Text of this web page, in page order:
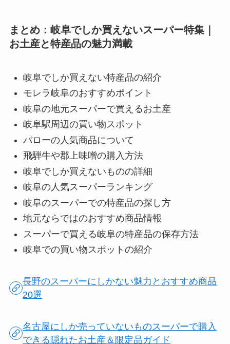
まとめ：岐阜でしか買えないスーパー特集｜
お土産と特産品の魅力満載
岐阜でしか買えない特産品の紹介
モレラ岐阜のおすすめポイント
岐阜の地元スーパーで買えるお土産
岐阜駅周辺の買い物スポット
バローの人気商品について
飛騨牛や郡上味噌の購入方法
岐阜でしか買えないものの詳細
岐阜の人気スーパーランキング
岐阜のスーパーでの特産品の探し方
地元ならではのおすすめ商品情報
スーパーで買える岐阜の特産品の保存方法
岐阜での買い物スポットの紹介
長野のスーパーにしかない魅力とおすすめ商品
20選
名古屋にしか売っていないものスーパーで購入
できる隠れたお土産＆限定品ガイド